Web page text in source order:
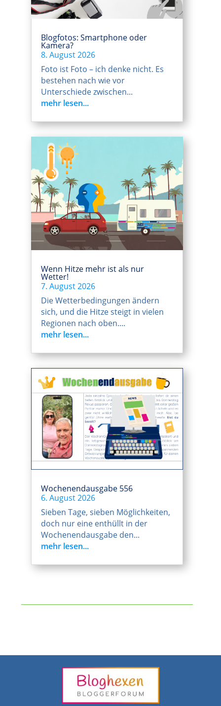
Blogfotos: Smartphone oder
Kamera?
8. August 2026
Foto ist Foto – ich denke nicht. Es
bestehen nach wie vor
Unterschiede zwischen...
mehr lesen...
Wenn Hitze mehr ist als nur
Wetter!
7. August 2026
Die Wetterbedingungen ändern
sich, und die Hitze steigt in vielen
Regionen nach oben....
mehr lesen...
Wochenendausgabe 556
6. August 2026
Sieben Tage, sieben Möglichkeiten,
doch nur eine enthüllt in der
Wochenendausgabe den...
mehr lesen...